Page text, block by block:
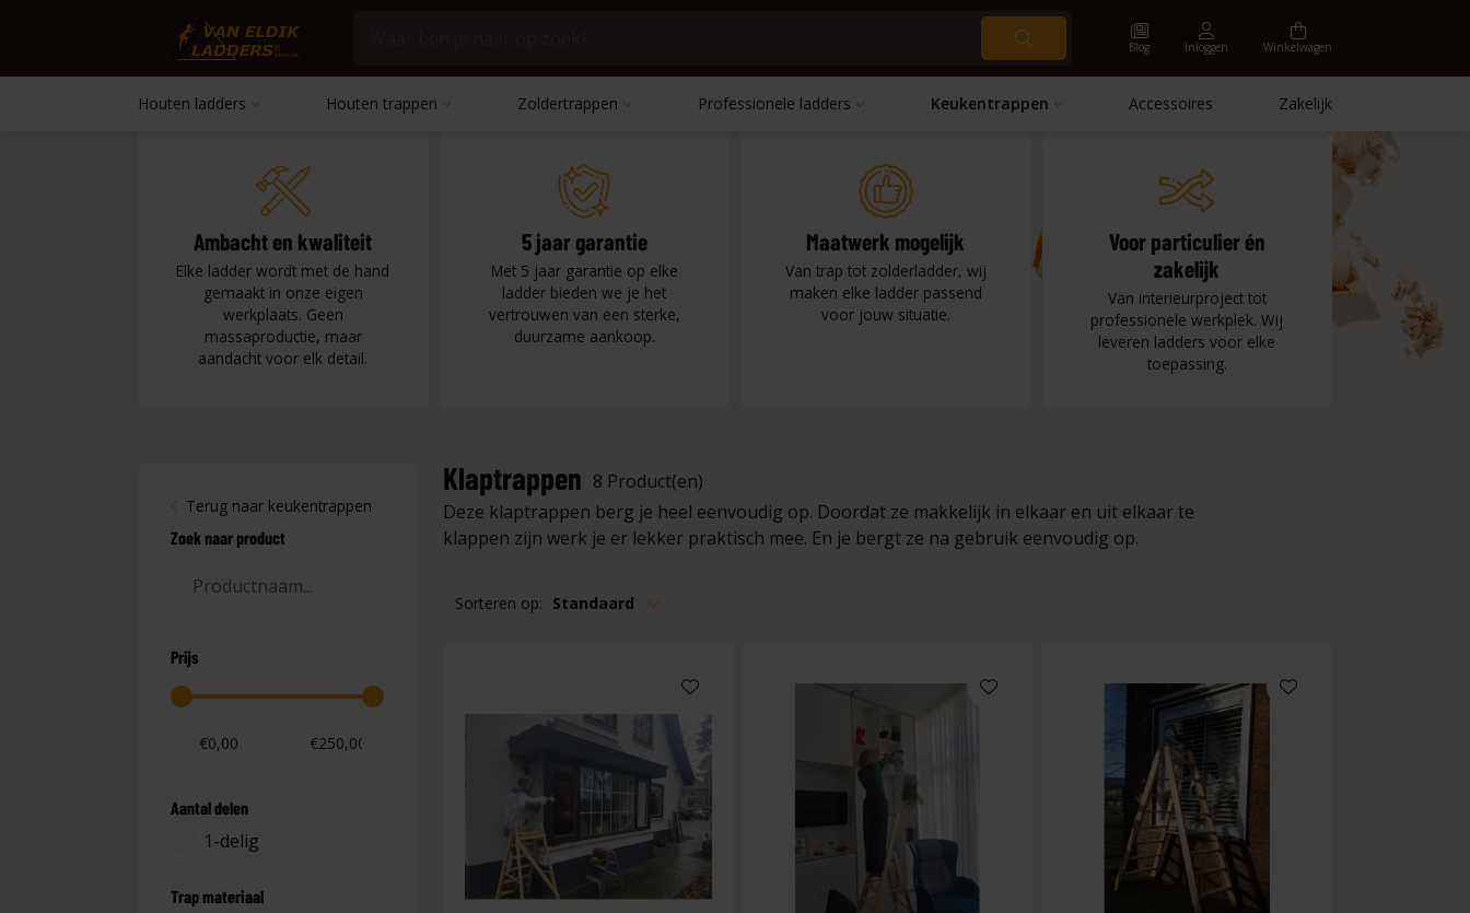
Blog Inloggen Winkelwagen
Houten ladders
Decoratie ladders
Handdoek ladders
Uitschuifladders
Houten trappen Molenaarstrappen
Hoogslapertrappen
Bibliotheektrappen
Zoldertrappen
Videtrappen
Steektrappen
Professionele ladders
Aluminium ladders
Plukladders
Keukentrappen
Aluminium trappen
Plateautrappen
Accessoires Zakelijk
Ambacht en kwaliteit
Elke ladder wordt met de hand
gemaakt in onze eigen
werkplaats. Geen
massaproductie, maar
aandacht voor elk detail.
5 jaar garantie
Met 5 jaar garantie op elke
ladder bieden we je het
vertrouwen van een sterke,
duurzame aankoop.
Maatwerk mogelijk
Van trap tot zolderladder, wij
maken elke ladder passend
voor jouw situatie.
Voor particulier én
zakelijk
Van interieurproject tot
professionele werkplek. Wij
leveren ladders voor elke
toepassing.
Terug naar keukentrappen
Zoek naar product
Prijs
Aantal delen
1-delig
Trap materiaal
Klaptrappen 8 Product(en)
Deze klaptrappen berg je heel eenvoudig op. Doordat ze makkelijk in elkaar en uit elkaar te
klappen zijn werk je er lekker praktisch mee. En je bergt ze na gebruik eenvoudig op.
Sorteren op: Standaard